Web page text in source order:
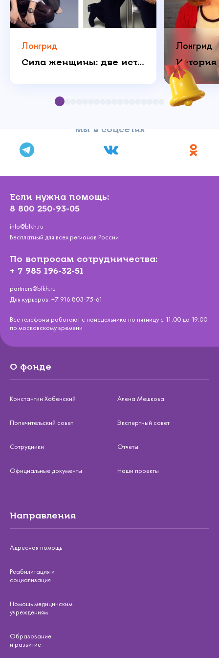
Лонгрид
Сила женщины: две истории о любви, которая побеждает
Лонгрид
Мы в соцсетях
Если нужна помощь:
8 800 250-93-05
info@bfkh.ru
Бесплатный для всех регионов России
По вопросам сотрудничества:
+ 7 985 196-32-51
partners@bfkh.ru
Для курьеров: +7 916 803-75-61
Все телефоны работают с понедельника по пятницу с 11:00 до 19:00
по московскому времени
О фонде
Константин Хабенский Алена Мешкова
Попечительский совет Экспертный совет
Сотрудники Отчеты
Официальные документы Наши проекты
Направления
Адресная помощь
Реабилитация и
социализация
Помощь медицинским
учреждениям
Образование
и развитие